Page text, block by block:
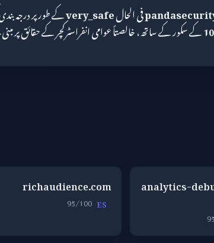
فی الحالvery_safeکے طور پر درجہ
کے سکور کے ساتھ، خالصتاً عوامی انفراسٹرکچر کے حقائق پر
analytics-
richaudience.com
ES
95/100